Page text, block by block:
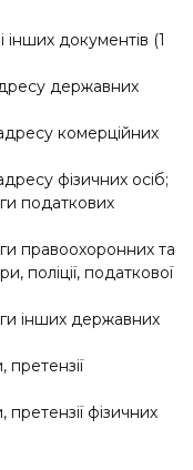
документів (1
державних
комерційних
фізичних осіб;
податкових
правоохоронних та
поліції, податкової
інших державних
претензії
фізичних